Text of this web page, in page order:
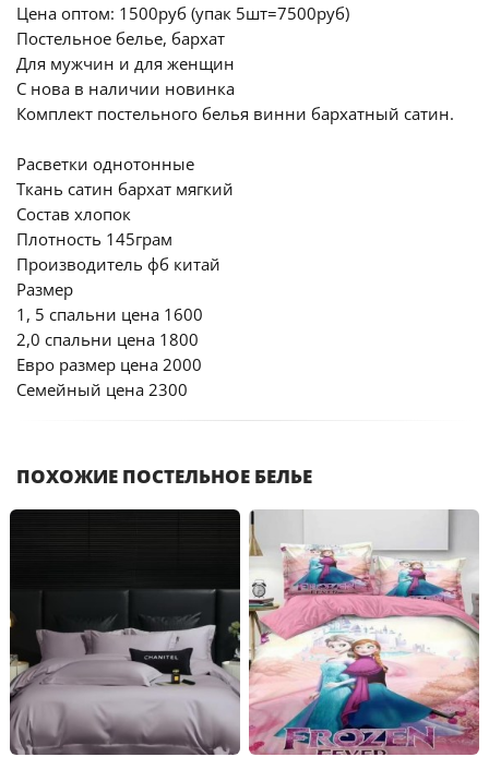
Цена оптом: 1500руб (упак 5шт=7500руб)
Постельное белье, бархат
Для мужчин и для женщин
С нова в наличии новинка
Комплект постельного белья винни бархатный сатин.
Расветки однотонные
Ткань сатин бархат мягкий
Состав хлопок
Плотность 145грам
Производитель фб китай
Размер
1, 5 спальни цена 1600
2,0 спальни цена 1800
Евро размер цена 2000
Семейный цена 2300
ПОХОЖИЕ ПОСТЕЛЬНОЕ БЕЛЬЕ